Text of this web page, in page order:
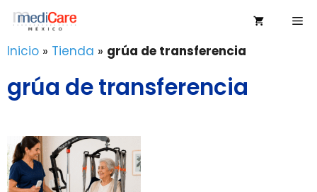
Saltar
contenido
Inicio » Tienda » grúa de transferencia
grúa de transferencia